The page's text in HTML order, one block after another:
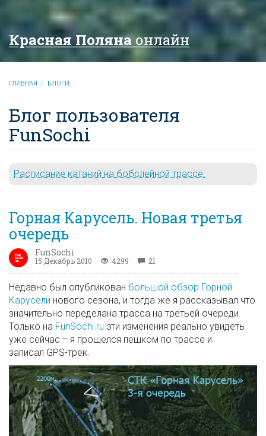
Красная Полянаонлайн
ГЛАВНАЯ БЛОГИ
Блог пользователя
FunSochi
Расписание катаний на бобслейной трассе.
Горная Карусель. Новая третья
очередь
FunSochi
15 Декабрь 2010 4299 21
Недавно был опубликован большой обзор Горной
Карусели нового сезона, и тогда же я рассказывал что
значительно переделана трасса на третьей очереди.
Только на FunSochi.ru эти изменения реально увидеть
уже сейчас — я прошелся пешком по трассе и
записал GPS-трек.